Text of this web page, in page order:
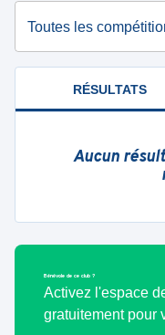
Toutes les
RÉSULTATS
Aucun
Bénévole de ce club ?
Activez l'espace
gratuitement pour